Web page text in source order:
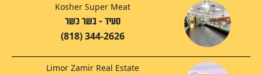
Kosher Super Meat
סעיד - בשר כשר
(818) 344-2626
Limor Zamir Real Estate